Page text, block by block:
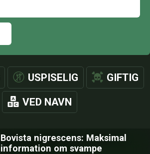
USPISELIG GIFTIG
VED NAVN
Bovista nigrescens: Maksimal
information om svampe